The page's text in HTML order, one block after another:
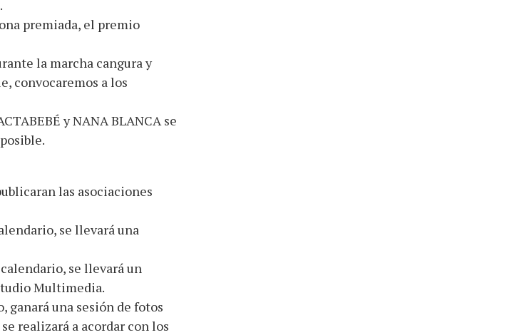
premiada, el premio
la marcha cangura y
convocaremos a los
y NANA BLANCA se
las asociaciones
se llevará una
se llevará un
Multimedia.
una sesión de fotos
realizará a acordar con los